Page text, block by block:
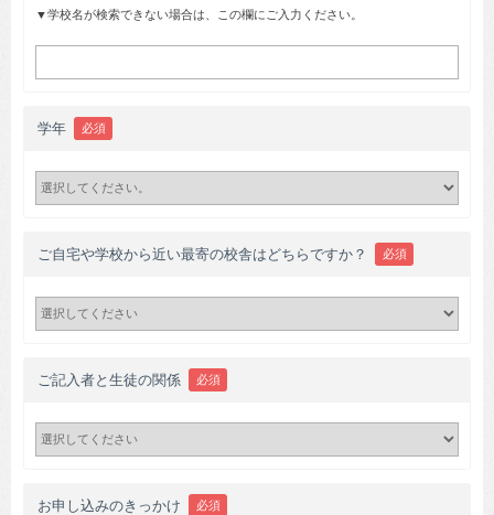
▼学校名が検索できない場合は、この欄にご入力ください。
学年 必須
ご自宅や学校から近い最寄の校舎はどちらですか？ 必須
ご記入者と生徒の関係 必須
お申し込みのきっかけ 必須